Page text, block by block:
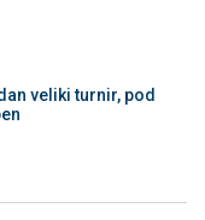
veliki turnir, pod